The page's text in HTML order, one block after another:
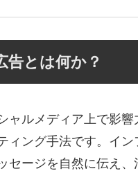
告とは何か？
ャルメディア上で影
ィング手法です。イ
セージを自然に伝え